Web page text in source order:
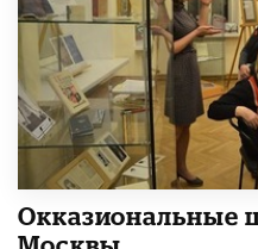
​Окказиональные